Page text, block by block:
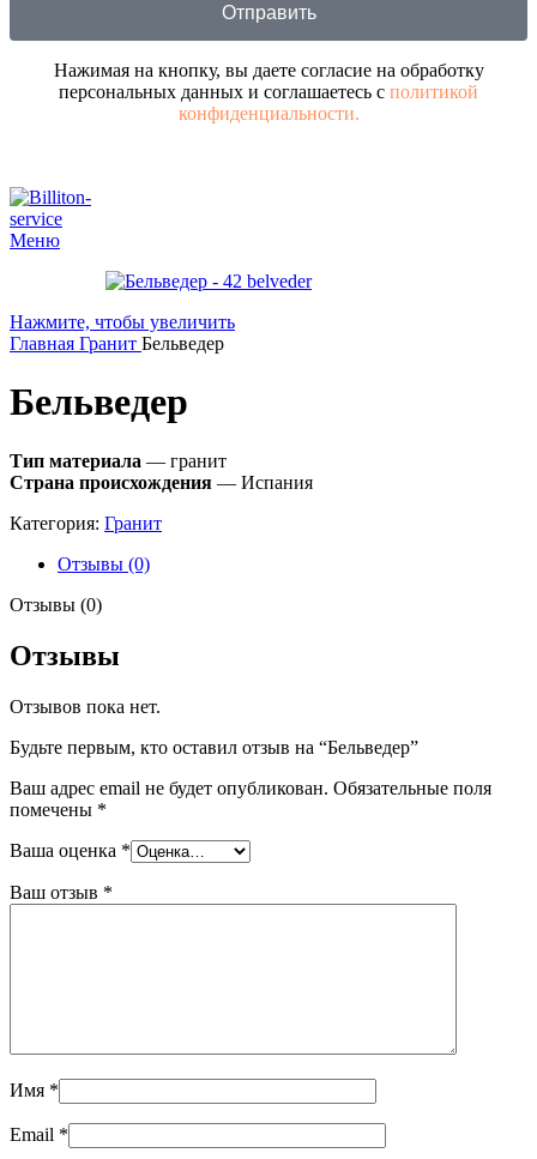
Отправить
Нажимая на кнопку, вы даете согласие на обработку
персональных данных и соглашаетесь с политикой
конфиденциальности.
Меню
Нажмите, чтобы увеличить
Главная Гранит Бельведер
Бельведер
Тип материала — гранит
Страна происхождения — Испания
Категория: Гранит
Отзывы (0)
Отзывы (0)
Отзывы
Отзывов пока нет.
Будьте первым, кто оставил отзыв на “Бельведер”
Ваш адрес email не будет опубликован. Обязательные поля
помечены *
Ваша оценка *
Ваш отзыв *
Имя *
Email *